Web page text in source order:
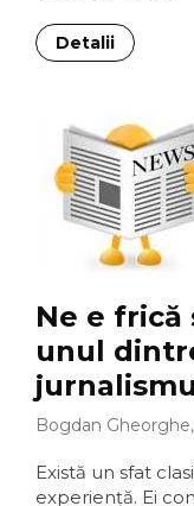
Detalii
Ne e frică
unul
Bogdan
Există un sfat
experienţă. Ei